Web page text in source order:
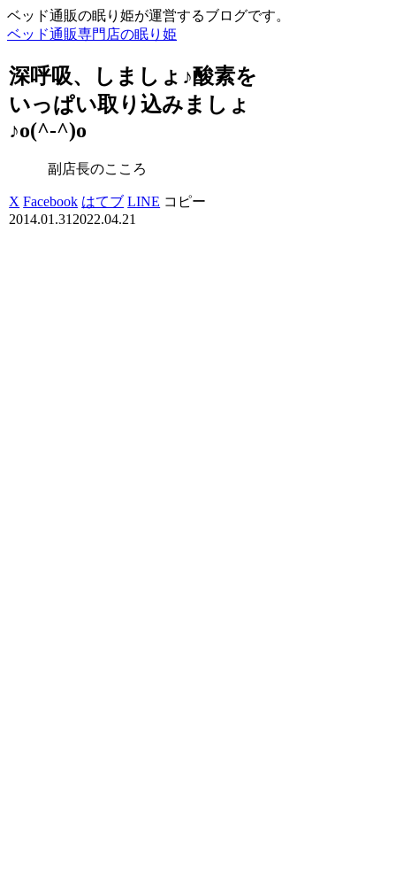
ベッド通販の眠り姫が運営するブログです。
ベッド通販専門店の眠り姫
深呼吸、しましょ♪酸素を
いっぱい取り込みましょ
♪o(^-^)o
副店長のこころ
X Facebook はてブ LINE コピー
2014.01.31 2022.04.21